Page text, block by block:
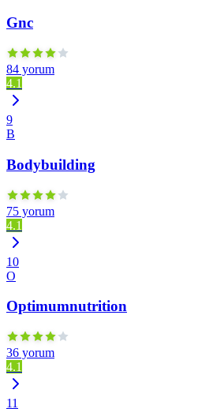
Gnc
84 yorum
4.1
9
B
Bodybuilding
75 yorum
4.1
10
O
Optimumnutrition
36 yorum
4.1
11